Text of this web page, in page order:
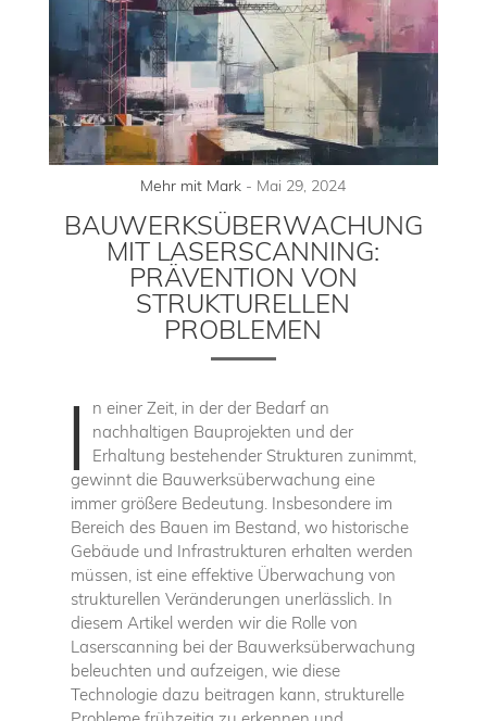
Mehr mit Mark - Mai 29, 2024
BAUWERKSÜBERWACHUNG
MIT LASERSCANNING:
PRÄVENTION VON
STRUKTURELLEN
PROBLEMEN
I
n einer Zeit, in der der Bedarf an
nachhaltigen Bauprojekten und der
Erhaltung bestehender Strukturen zunimmt,
gewinnt die Bauwerksüberwachung eine
immer größere Bedeutung. Insbesondere im
Bereich des Bauen im Bestand, wo historische
Gebäude und Infrastrukturen erhalten werden
müssen, ist eine effektive Überwachung von
strukturellen Veränderungen unerlässlich. In
diesem Artikel werden wir die Rolle von
Laserscanning bei der Bauwerksüberwachung
beleuchten und aufzeigen, wie diese
Technologie dazu beitragen kann, strukturelle